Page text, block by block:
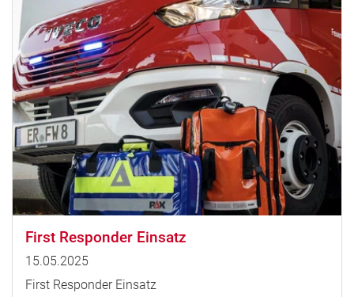
First Responder Einsatz
15.05.2025
First Responder Einsatz